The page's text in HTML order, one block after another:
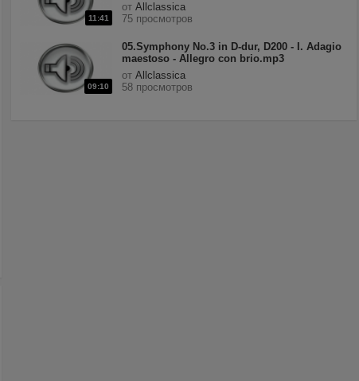
11:41
отAllclassica
75 просмотров
09:10
05.Symphony No.3 in D-dur, D200 - I. Adagio
maestoso - Allegro con brio.mp3
отAllclassica
58 просмотров